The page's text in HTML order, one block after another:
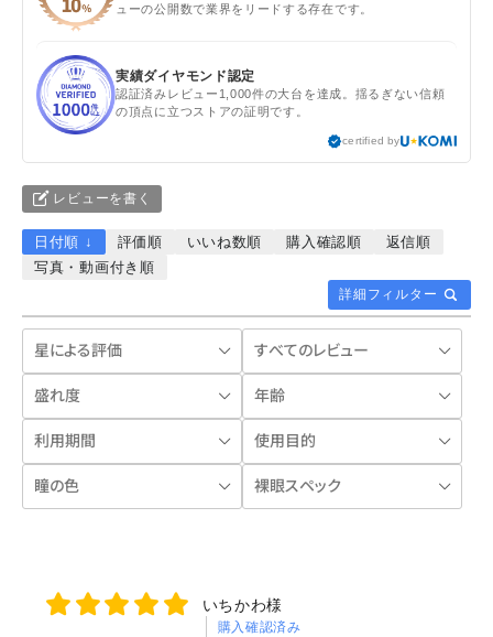
ューの公開数で業界をリードする存在です。
実績ダイヤモンド認定
認証済みレビュー1,000件の大台を達成。揺るぎない信頼
の頂点に立つストアの証明です。
certified by
レビューを書く
詳細フィルター
日付順 ↓ 評価順 いいね数順 購入確認順
返信順
写真・動画付き順
いちかわ様
購入確認済み